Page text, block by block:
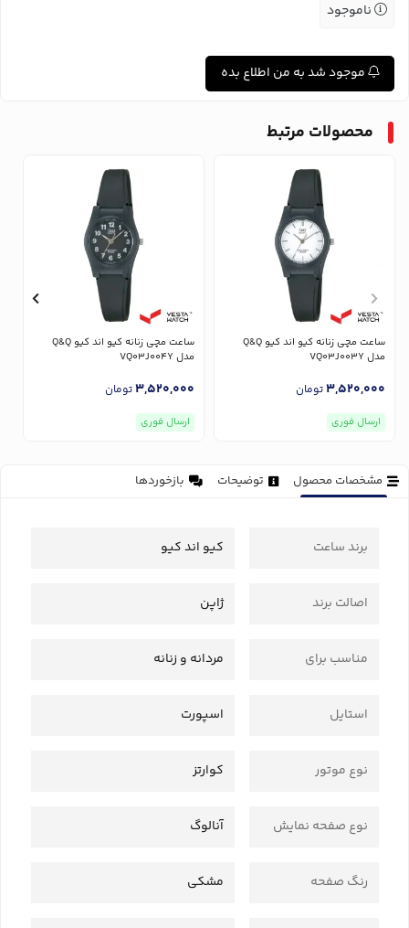
ناموجود
موجود شد به من اطلاع بده
محصولات مرتبط
ساعت مچی زنانه کیو اند کیو Q&Q
مدل VQ03J003Y
3,520,000تومان
ارسال فوری
ساعت مچی زنانه کیو اند کیو Q&Q
مدل VQ03J004Y
3,520,000تومان
ارسال فوری
مشخصات محصول توضیحات بازخوردها
برند ساعت کیو اند کیو
اصالت برند ژاپن
مناسب برای مردانه و زنانه
استایل اسپورت
نوع موتور کوارتز
نوع صفحه نمایش آنالوگ
رنگ صفحه مشکی